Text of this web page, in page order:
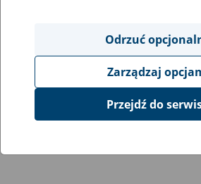
Odrzuć
Zarządzaj
Przejdź do